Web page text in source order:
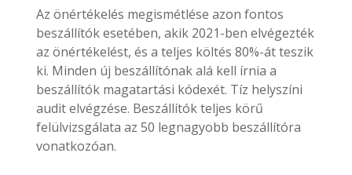
Az önértékelés megismétlése azon fontos
beszállítók esetében, akik 2021-ben elvégezték
az önértékelést, és a teljes költés 80%-át teszik
ki. Minden új beszállítónak alá kell írnia a
beszállítók magatartási kódexét. Tíz helyszíni
audit elvégzése. Beszállítók teljes körű
felülvizsgálata az 50 legnagyobb beszállítóra
vonatkozóan.